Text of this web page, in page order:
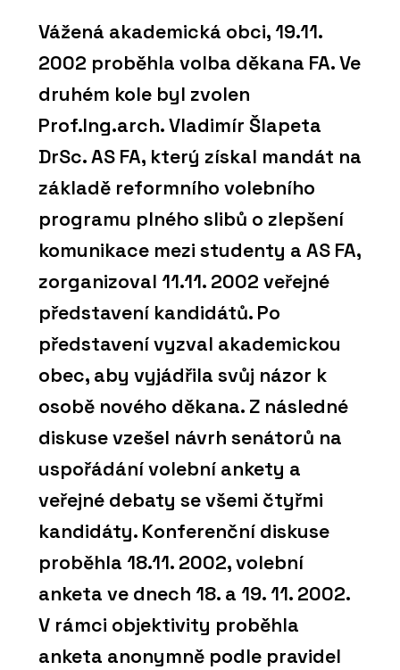
Vážená akademická obci, 19.11.
2002 proběhla volba děkana FA. Ve
druhém kole byl zvolen
Prof.Ing.arch. Vladimír Šlapeta
DrSc. AS FA, který získal mandát na
základě reformního volebního
programu plného slibů o zlepšení
komunikace mezi studenty a AS FA,
zorganizoval 11.11. 2002 veřejné
představení kandidátů. Po
představení vyzval akademickou
obec, aby vyjádřila svůj názor k
osobě nového děkana. Z následné
diskuse vzešel návrh senátorů na
uspořádání volební ankety a
veřejné debaty se všemi čtyřmi
kandidáty. Konferenční diskuse
proběhla 18.11. 2002, volební
anketa ve dnech 18. a 19. 11. 2002.
V rámci objektivity proběhla
anketa anonymně podle pravidel